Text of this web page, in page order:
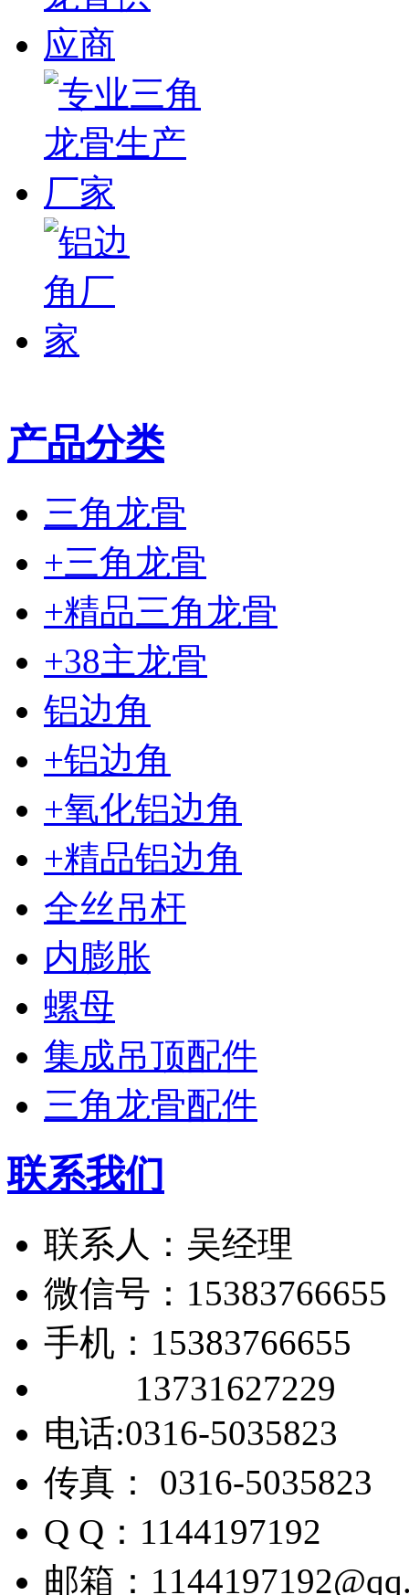
产品分类
三角龙骨
+三角龙骨
+精品三角龙骨
+38主龙骨
铝边角
+铝边角
+氧化铝边角
+精品铝边角
全丝吊杆
内膨胀
螺母
集成吊顶配件
三角龙骨配件
联系我们
联系人：吴经理
微信号：15383766655
手机：15383766655
13731627229
电话:0316-5035823
传真： 0316-5035823
Q Q：1144197192
邮箱：